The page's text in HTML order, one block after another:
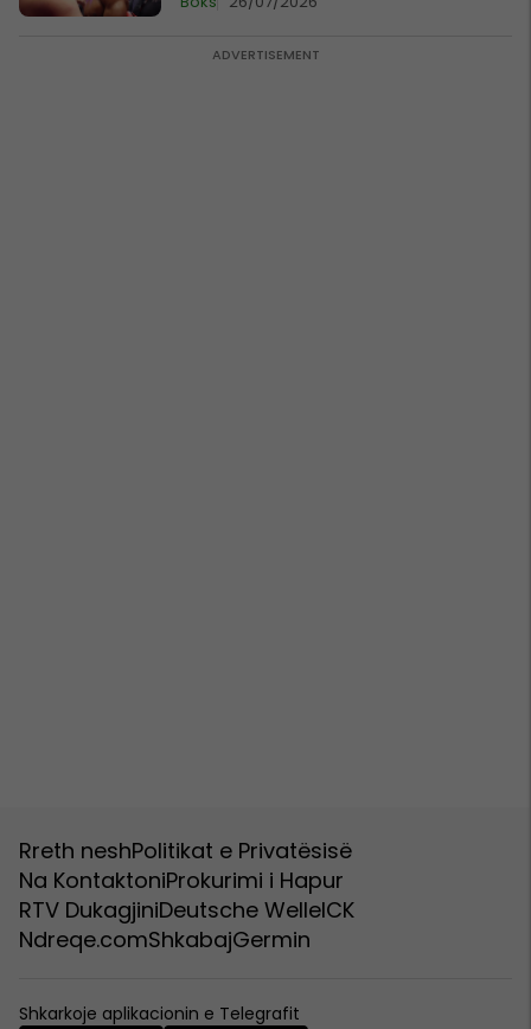
Rreth neshPolitikat e Privatësisë
Na KontaktoniProkurimi i Hapur
RTV DukagjiniDeutsche WelleICK
Ndreqe.comShkabajGermin
Shkarkoje aplikacionin e Telegrafit